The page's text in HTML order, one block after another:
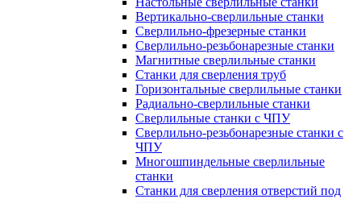
Вертикально-сверлильные станки
Сверлильно-фрезерные станки
Сверлильно-резьбонарезные станки
Магнитные сверлильные станки
Станки для сверления труб
Горизонтальные сверлильные станки
Радиально-сверлильные станки
Сверлильные станки с ЧПУ
Сверлильно-резьбонарезные станки с
ЧПУ
Многошпиндельные сверлильные
станки
Станки для сверления отверстий под